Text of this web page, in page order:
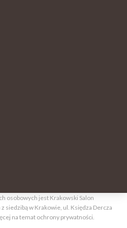
osobowych jest Krakowski Salon
siedzibą w Krakowie, ul. Księdza Dercza
na temat ochrony prywatności.